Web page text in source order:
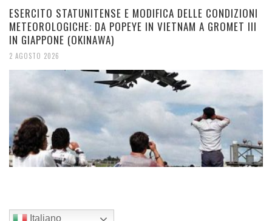
ESERCITO STATUNITENSE E MODIFICA DELLE CONDIZIONI
METEOROLOGICHE: DA POPEYE IN VIETNAM A GROMET III
IN GIAPPONE (OKINAWA)
2 AGOSTO 2026
Italiano